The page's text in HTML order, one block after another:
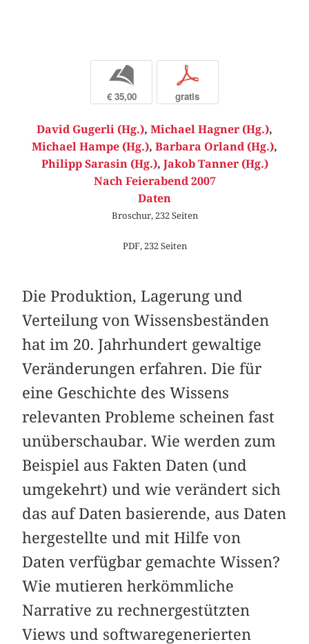
b
€ 35,00
p
gratis
David Gugerli (Hg.), Michael Hagner (Hg.),
Michael Hampe (Hg.), Barbara Orland (Hg.),
Philipp Sarasin (Hg.), Jakob Tanner (Hg.)
Nach Feierabend 2007
Daten
Broschur, 232 Seiten
PDF, 232 Seiten
Die Produktion, Lagerung und
Verteilung von Wissensbeständen
hat im 20. Jahrhundert gewaltige
Veränderungen erfahren. Die für
eine Geschichte des Wissens
relevanten Probleme scheinen fast
unüberschaubar. Wie werden zum
Beispiel aus Fakten Daten (und
umgekehrt) und wie verändert sich
das auf Daten basierende, aus Daten
hergestellte und mit Hilfe von
Daten verfügbar gemachte Wissen?
Wie mutieren herkömmliche
Narrative zu rechnergestützten
Views und softwaregenerierten